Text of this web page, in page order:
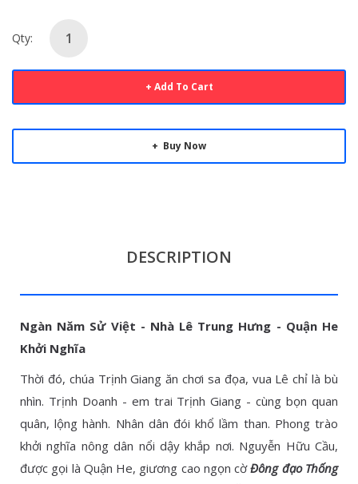
Qty:
Add To Cart
Buy Now
DESCRIPTION
Ngàn Năm Sử Việt - Nhà Lê Trung Hưng - Quận He
Khởi Nghĩa
Thời đó, chúa Trịnh Giang ăn chơi sa đọa, vua Lê chỉ là bù
nhìn. Trịnh Doanh - em trai Trịnh Giang - cùng bọn quan
quân, lộng hành. Nhân dân đói khổ lầm than. Phong trào
khởi nghĩa nông dân nổi dậy khắp nơi. Nguyễn Hữu Cầu,
được gọi là Quận He, giương cao ngọn cờĐông đạo Thống